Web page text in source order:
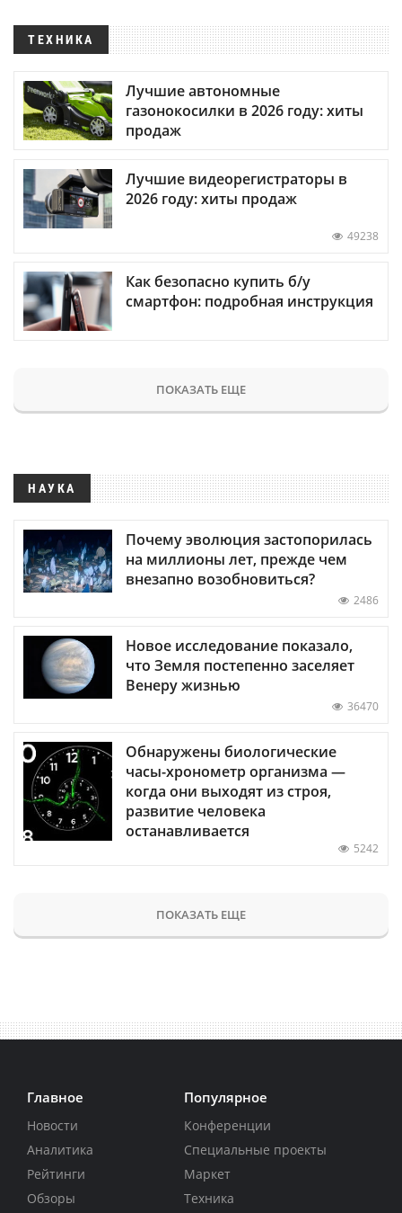
ТЕХНИКА
Лучшие автономные
газонокосилки в 2026 году: хиты
продаж
Лучшие видеорегистраторы в
2026 году: хиты продаж
49238
Как безопасно купить б/у
смартфон: подробная инструкция
ПОКАЗАТЬ ЕЩЕ
НАУКА
Почему эволюция застопорилась
на миллионы лет, прежде чем
внезапно возобновиться?
2486
Новое исследование показало,
что Земля постепенно заселяет
Венеру жизнью
36470
Обнаружены биологические
часы-хронометр организма —
когда они выходят из строя,
развитие человека
останавливается
5242
ПОКАЗАТЬ ЕЩЕ
Главное
Новости
Аналитика
Рейтинги
Обзоры
Популярное
Конференции
Специальные проекты
Маркет
Техника